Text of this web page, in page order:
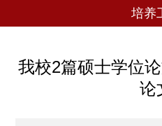
培养
我校2篇硕士学位
论